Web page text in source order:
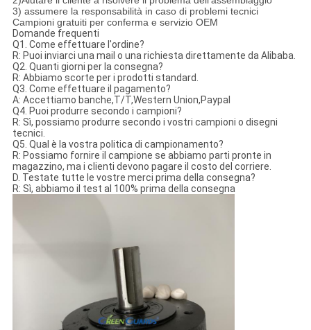
3) assumere la responsabilità in caso di problemi tecnici
Campioni gratuiti per conferma e servizio OEM
Domande frequenti
Q1. Come effettuare l'ordine?
R: Puoi inviarci una mail o una richiesta direttamente da Alibaba.
Q2. Quanti giorni per la consegna?
R: Abbiamo scorte per i prodotti standard.
Q3. Come effettuare il pagamento?
A: Accettiamo banche,T/T,Western Union,Paypal
Q4. Puoi produrre secondo i campioni?
R: Sì, possiamo produrre secondo i vostri campioni o disegni
tecnici.
Q5. Qual è la vostra politica di campionamento?
R: Possiamo fornire il campione se abbiamo parti pronte in
magazzino, ma i clienti devono pagare il costo del corriere.
D. Testate tutte le vostre merci prima della consegna?
R: Sì, abbiamo il test al 100% prima della consegna